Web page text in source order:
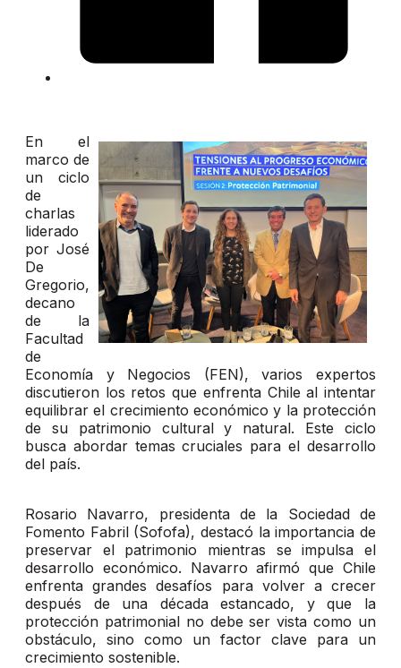
En el
marco de
un ciclo
de
charlas
liderado
por José
De
Gregorio,
decano
de la
Facultad
de
Economía y Negocios (FEN), varios expertos
discutieron los retos que enfrenta Chile al intentar
equilibrar el crecimiento económico y la protección
de su patrimonio cultural y natural. Este ciclo
busca abordar temas cruciales para el desarrollo
del país.
Rosario Navarro, presidenta de la Sociedad de
Fomento Fabril (Sofofa), destacó la importancia de
preservar el patrimonio mientras se impulsa el
desarrollo económico. Navarro afirmó que Chile
enfrenta grandes desafíos para volver a crecer
después de una década estancado, y que la
protección patrimonial no debe ser vista como un
obstáculo, sino como un factor clave para un
crecimiento sostenible.